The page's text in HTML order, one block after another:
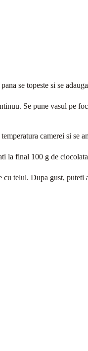
se topeste si se
Se pune vasul pe
camerei si se
la final 100 g de
cu telul. Dupa gust,